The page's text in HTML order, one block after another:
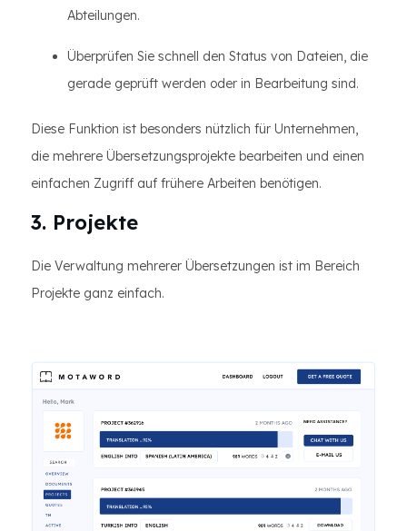
Abteilungen.
Überprüfen Sie schnell den Status von Dateien, die
gerade geprüft werden oder in Bearbeitung sind.
Diese Funktion ist besonders nützlich für Unternehmen,
die mehrere Übersetzungsprojekte bearbeiten und einen
einfachen Zugriff auf frühere Arbeiten benötigen.
3. Projekte
Die Verwaltung mehrerer Übersetzungen ist im Bereich
Projekte ganz einfach.